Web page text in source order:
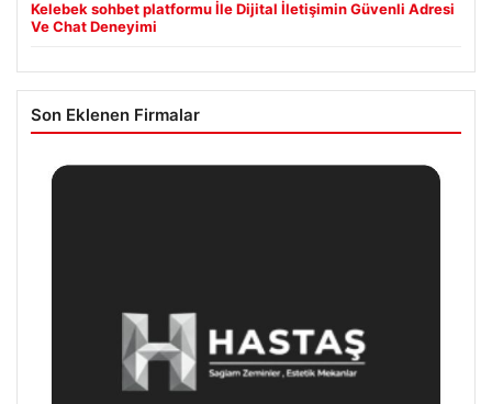
Kelebek sohbet platformu İle Dijital İletişimin Güvenli Adresi
Ve Chat Deneyimi
Son Eklenen Firmalar